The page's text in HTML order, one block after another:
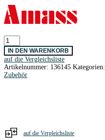
Goldkontaktstecker
XT60E
mit
Halter
/
2
IN DEN WARENKORB
auf die Vergleichsliste
Artikelnummer: 136145 Kategorien:
Zubehör
auf die Vergleichsliste